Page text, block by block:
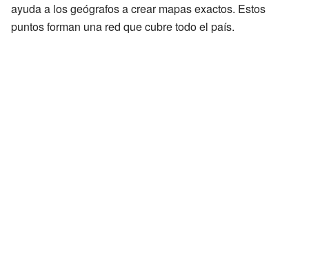
ayuda a los geógrafos a crear mapas exactos. Estos
puntos forman una red que cubre todo el país.